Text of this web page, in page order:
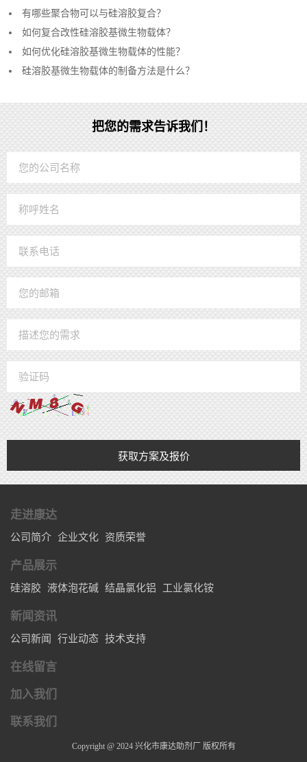
有哪些聚合物可以与硅溶胶复合？
如何复合改性硅溶胶基微生物载体？
如何优化硅溶胶基微生物载体的性能？
硅溶胶基微生物载体的制备方法是什么？
把您的需求告诉我们！
获取方案及报价
走进康达
公司简介 企业文化 资质荣誉
产品展示
硅溶胶 液体泡花碱 结晶氯化铝 工业氯化铵
新闻资讯
公司新闻 行业动态 技术支持
在线留言
加入我们
联系我们
Copyright @ 2024 兴化市康达助剂厂 版权所有